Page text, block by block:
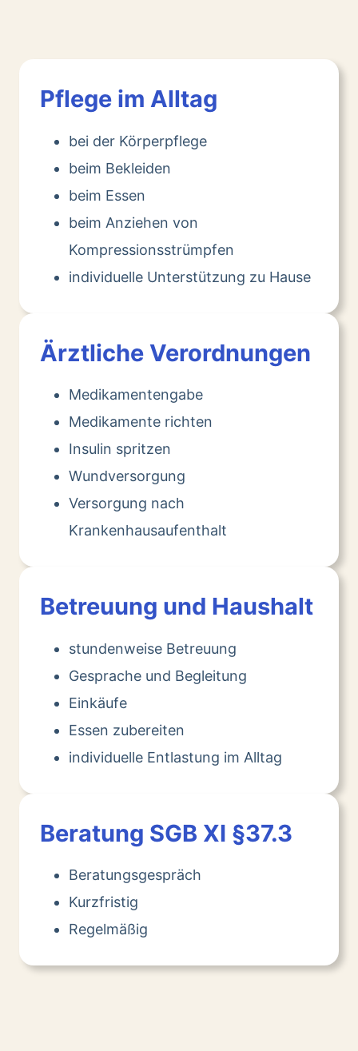
Pflege im Alltag
bei der Körperpflege
beim Bekleiden
beim Essen
beim Anziehen von
Kompressionsstrümpfen
individuelle Unterstützung zu Hause
Ärztliche Verordnungen
Medikamentengabe
Medikamente richten
Insulin spritzen
Wundversorgung
Versorgung nach
Krankenhausaufenthalt
Betreuung und Haushalt
stundenweise Betreuung
Gesprache und Begleitung
Einkäufe
Essen zubereiten
individuelle Entlastung im Alltag
Beratung SGB XI §37.3
Beratungsgespräch
Kurzfristig
Regelmäßig